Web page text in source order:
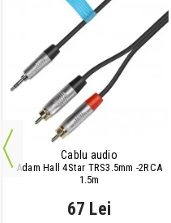
Cablu audio
Adam Hall 4Star TRS3.5mm -2RCA
1.5m
67 Lei